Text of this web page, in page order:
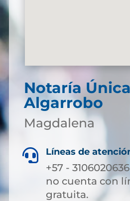
Notaría
Algarrobo
Magdalena
 Líneas de
+57 -
no cuenta con
gratuita.